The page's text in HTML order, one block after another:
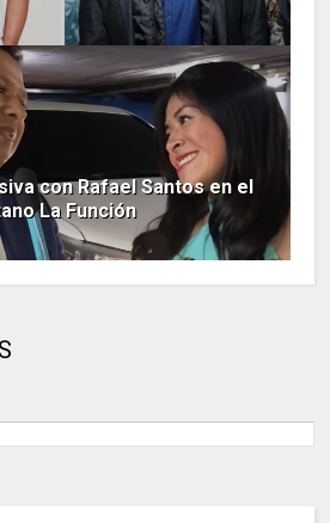
con Rafael Santos en el
La Función